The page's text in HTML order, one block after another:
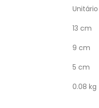
Unitário
13 cm
9 cm
5 cm
0.08 kg